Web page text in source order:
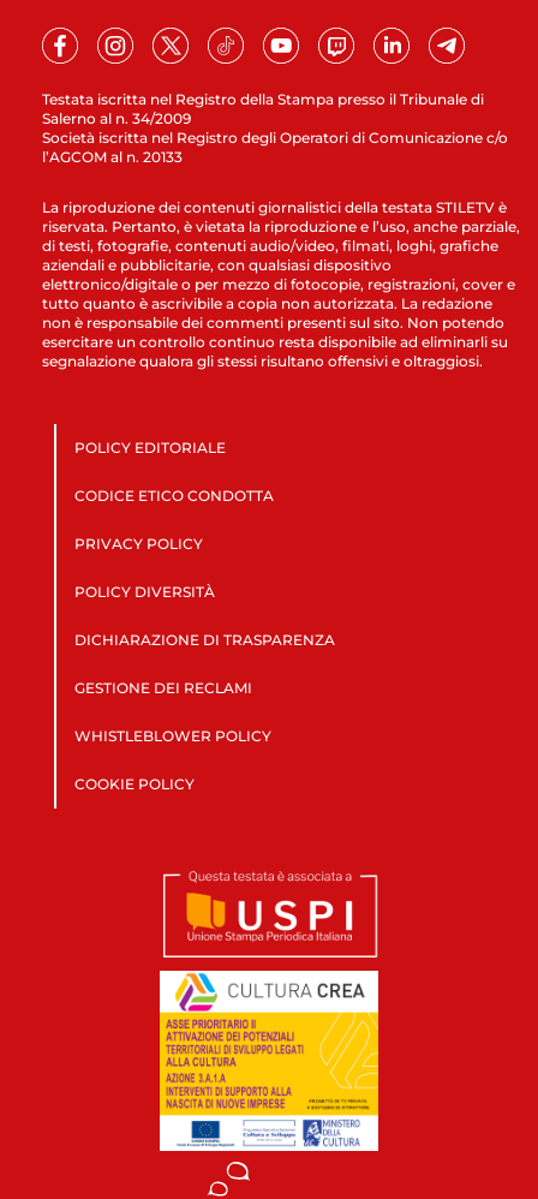
Testata iscritta nel Registro della Stampa presso il Tribunale di
Salerno al n. 34/2009
Società iscritta nel Registro degli Operatori di Comunicazione c/o
l’AGCOM al n. 20133
La riproduzione dei contenuti giornalistici della testata STILETV è
riservata. Pertanto, è vietata la riproduzione e l’uso, anche parziale,
di testi, fotografie, contenuti audio/video, filmati, loghi, grafiche
aziendali e pubblicitarie, con qualsiasi dispositivo
elettronico/digitale o per mezzo di fotocopie, registrazioni, cover e
tutto quanto è ascrivibile a copia non autorizzata. La redazione
non è responsabile dei commenti presenti sul sito. Non potendo
esercitare un controllo continuo resta disponibile ad eliminarli su
segnalazione qualora gli stessi risultano offensivi e oltraggiosi.
POLICY EDITORIALE
CODICE ETICO CONDOTTA
PRIVACY POLICY
POLICY DIVERSITÀ
DICHIARAZIONE DI TRASPARENZA
GESTIONE DEI RECLAMI
WHISTLEBLOWER POLICY
COOKIE POLICY